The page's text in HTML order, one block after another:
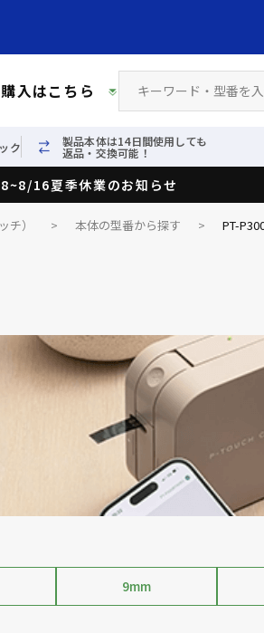
入はこちら
ク 製品本体は14日間使用しても
返品・交換可能！
16夏季休業のお知らせ
） > 本体の型番から探す > PT-
9mm